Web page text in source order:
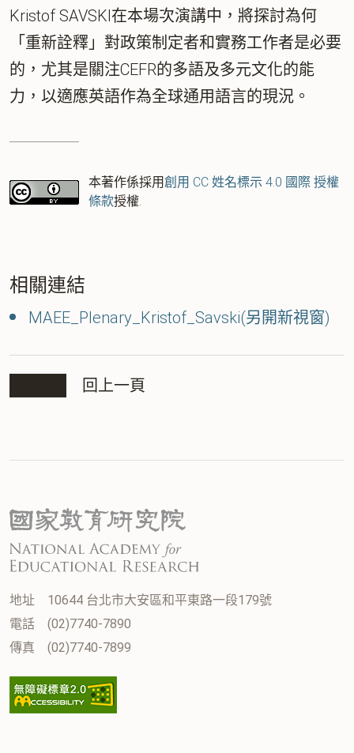
Kristof SAVSKI在本場次演講中，將探討為何
「重新詮釋」對政策制定者和實務工作者是必要
的，尤其是關注CEFR的多語及多元文化的能
力，以適應英語作為全球通用語言的現況。
本著作係採用創用 CC 姓名標示 4.0 國際 授權
條款授權.
相關連結
MAEE_Plenary_Kristof_Savski(另開新視窗)
回上一頁
地址
10644 台北市大安區和平東路一段179號
電話
(02)7740-7890
傳真
(02)7740-7899